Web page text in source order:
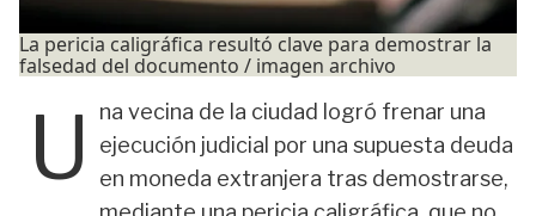
La pericia caligráfica resultó clave para demostrar la
falsedad del documento / imagen archivo
U
na vecina de la ciudad logró frenar una
ejecución judicial por una supuesta deuda
en moneda extranjera tras demostrarse,